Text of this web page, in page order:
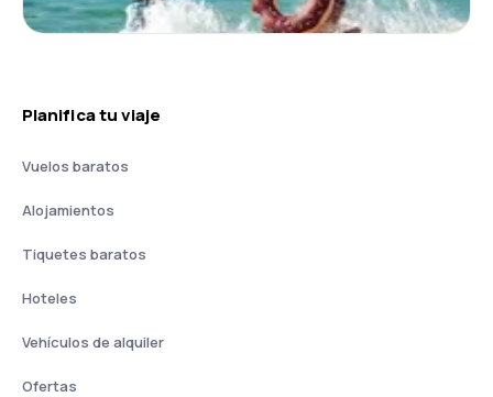
Planifica tu viaje
Vuelos baratos
Alojamientos
Tiquetes baratos
Hoteles
Vehículos de alquiler
Ofertas